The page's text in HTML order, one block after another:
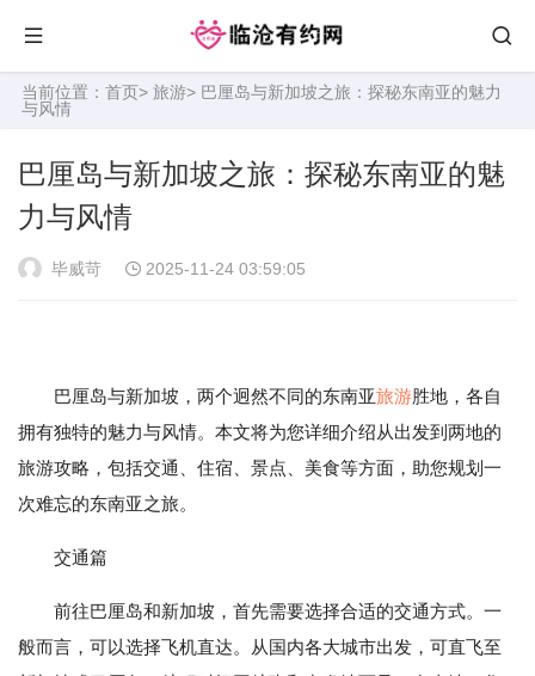
当前位置： 首页> 旅游> 巴厘岛与新加坡之旅：探秘东南亚的魅力
与风情
巴厘岛与新加坡之旅：探秘东南亚的魅
力与风情
毕威苛 2025-11-24 03:59:05
巴厘岛与新加坡，两个迥然不同的东南亚旅游胜地，各自
拥有独特的魅力与风情。本文将为您详细介绍从出发到两地的
旅游攻略，包括交通、住宿、景点、美食等方面，助您规划一
次难忘的东南亚之旅。
交通篇
前往巴厘岛和新加坡，首先需要选择合适的交通方式。一
般而言，可以选择飞机直达。从国内各大城市出发，可直飞至